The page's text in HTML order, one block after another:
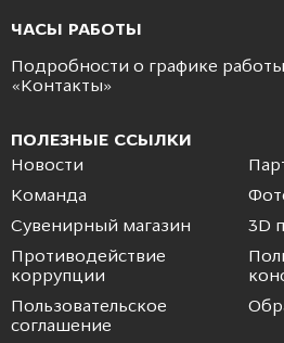
ЧАСЫ РАБОТЫ
Подробности о графике
« Контакты»
ПОЛЕЗНЫЕ ССЫЛКИ
Новости
Команда
Сувенирный магазин
3D
Противодействие
коррупции
Пользовательское
соглашение